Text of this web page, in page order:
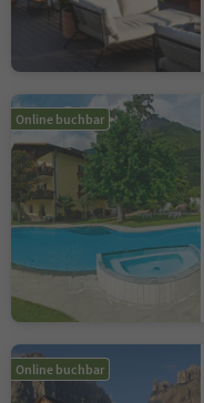
Online buchbar
Online buchbar